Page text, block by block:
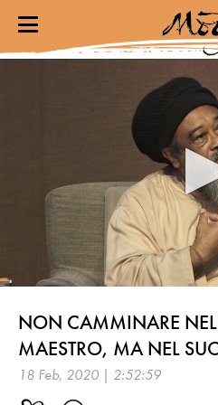
hours,
minutes,
NON CAMMINARE
MAESTRO, MA NEL
18 Feb, 2020 | 2:52:59